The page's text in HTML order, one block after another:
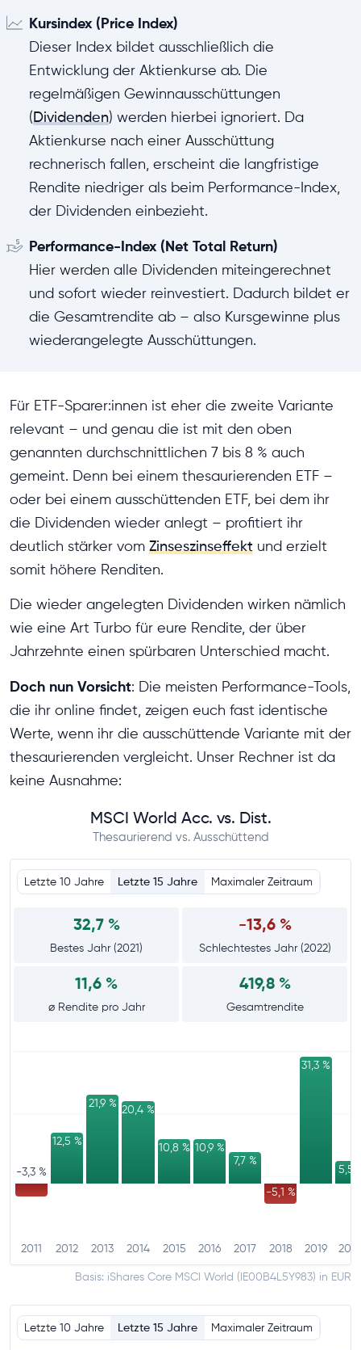
Kursindex (Price Index)
Dieser Index bildet ausschließlich die
Entwicklung der Aktienkurse ab. Die
regelmäßigen Gewinnausschüttungen
(Dividenden) werden hierbei ignoriert. Da
Aktienkurse nach einer Ausschüttung
rechnerisch fallen, erscheint die langfristige
Rendite niedriger als beim Performance-Index,
der Dividenden einbezieht.
Performance-Index (Net Total Return)
Hier werden alle Dividenden miteingerechnet
und sofort wieder reinvestiert. Dadurch bildet er
die Gesamtrendite ab – also Kursgewinne plus
wiederangelegte Ausschüttungen.
Für ETF-Sparer:innen ist eher die zweite Variante
relevant – und genau die ist mit den oben
genannten durchschnittlichen 7 bis 8 % auch
gemeint. Denn bei einem thesaurierenden ETF –
oder bei einem ausschüttenden ETF, bei dem ihr
die Dividenden wieder anlegt – profitiert ihr
deutlich stärker vom Zinseszinseffekt und erzielt
somit höhere Renditen.
Die wieder angelegten Dividenden wirken nämlich
wie eine Art Turbo für eure Rendite, der über
Jahrzehnte einen spürbaren Unterschied macht.
Doch nun Vorsicht: Die meisten Performance-Tools,
die ihr online findet, zeigen euch fast identische
Werte, wenn ihr die ausschüttende Variante mit der
thesaurierenden vergleicht. Unser Rechner ist da
keine Ausnahme:
MSCI World Acc. vs. Dist.
Thesaurierend vs. Ausschüttend
Letzte 10 Jahre Letzte 15 Jahre Maximaler Zeitraum
32,7 %
Bestes Jahr (2021)
-13,6 %
Schlechtestes Jahr (2022)
11,6 %
⌀ Rendite pro Jahr
419,8 %
Gesamtrendite
2011
-3,3 %
2012
12,5 %
2013
21,9 %
2014
20,4 %
2015
10,8 %
2016
10,9 %
2017
7,7 %
2018
-5,1 %
2019
31,3 %
5,5
Basis: iShares Core MSCI World (IE00B4L5Y983) in EUR
Letzte 10 Jahre Letzte 15 Jahre Maximaler Zeitraum